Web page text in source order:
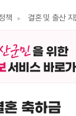
책 결혼 및 출산 지
을 위한
서비스 바로가
혼 축하금